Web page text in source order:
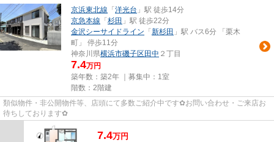
京浜東北線 「 洋光台 」駅 徒歩14分
京急本線 「 杉田 」駅 徒歩22分
金沢シーサイドライン 「 新杉田 」駅 バス6分 「栗木
町」 停歩11分
神奈川県横浜市磯子区 田中 ２丁目
7.4万円
築年数：築2年 ｜募集中： 1室
階数：2階建
類似物件・非公開物件等、店頭にて多数ご紹介中です✿お問い合わせ・ご来店お
待ちしております✿
7.4万円